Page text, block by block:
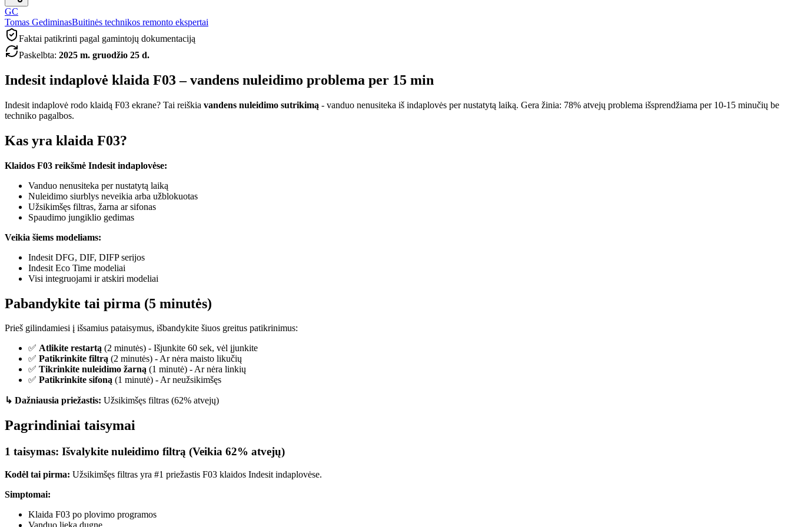
GC
Tomas GediminasBuitinės technikos remonto ekspertai
Faktai patikrinti pagal gamintojų dokumentaciją
Paskelbta: 2025 m. gruodžio 25 d.
Indesit indaplovė klaida F03 – vandens nuleidimo problema per 15 min
Indesit indaplovė rodo klaidą F03 ekrane? Tai reiškia vandens nuleidimo sutrikimą - vanduo nenusiteka iš indaplovės per nustatytą laiką. Gera žinia: 78% atvejų problema išsprendžiama per 10-15 minučių be
techniko pagalbos.
Kas yra klaida F03?
Klaidos F03 reikšmė Indesit indaplovėse:
Vanduo nenusiteka per nustatytą laiką
Nuleidimo siurblys neveikia arba užblokuotas
Užsikimšęs filtras, žarna ar sifonas
Spaudimo jungiklio gedimas
Veikia šiems modeliams:
Indesit DFG, DIF, DIFP serijos
Indesit Eco Time modeliai
Visi integruojami ir atskiri modeliai
Pabandykite tai pirma (5 minutės)
Prieš gilindamiesi į išsamius pataisymus, išbandykite šiuos greitus patikrinimus:
✅ Atlikite restartą (2 minutės) - Išjunkite 60 sek, vėl įjunkite
✅ Patikrinkite filtrą (2 minutės) - Ar nėra maisto likučių
✅ Tikrinkite nuleidimo žarną (1 minutė) - Ar nėra linkių
✅ Patikrinkite sifoną (1 minutė) - Ar neužsikimšęs
↳ Dažniausia priežastis: Užsikimšęs filtras (62% atvejų)
Pagrindiniai taisymai
1 taisymas: Išvalykite nuleidimo filtrą (Veikia 62% atvejų)
Kodėl tai pirma: Užsikimšęs filtras yra #1 priežastis F03 klaidos Indesit indaplovėse.
Simptomai:
Klaida F03 po plovimo programos
Vanduo lieka dugne